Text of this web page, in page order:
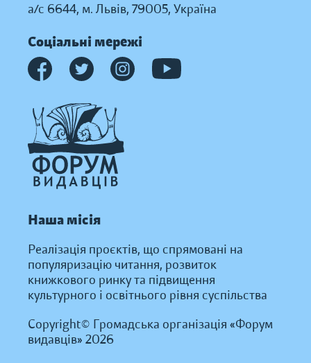
а/с 6644, м. Львів, 79005, Україна
Соціальні мережі
Наша місія
Реалізація проєктів, що спрямовані на
популяризацію читання, розвиток
книжкового ринку та підвищення
культурного і освітнього рівня суспільства
Copyright© Громадська організація «Форум
видавців» 2026